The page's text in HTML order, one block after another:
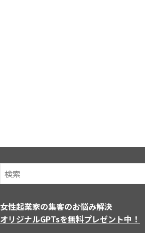
女性起業家の集客のお悩み解決
オリジナルGPTsを無料プレゼント中！